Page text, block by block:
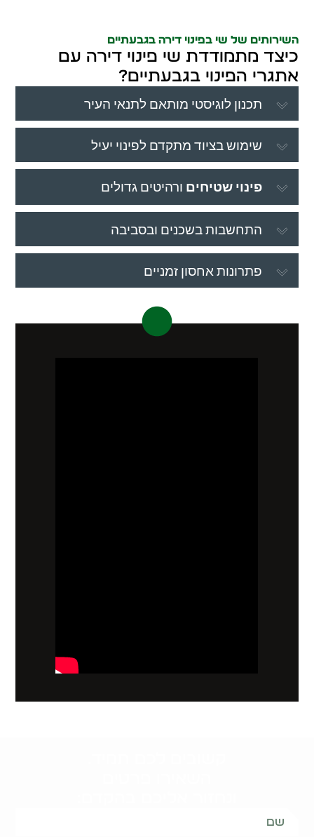
השירותים של שי בפינוי דירה בגבעתיים
כיצד מתמודדת שי פינוי דירה עם
אתגרי הפינוי בגבעתיים?
תכנון לוגיסטי מותאם לתנאי העיר
שימוש בציוד מתקדם לפינוי יעיל
פינוי שטיחים ורהיטים גדולים
התחשבות בשכנים ובסביבה
פתרונות אחסון זמניים